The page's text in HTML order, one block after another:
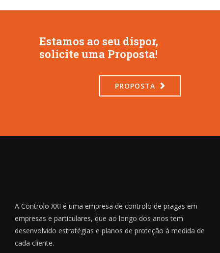
Estamos ao seu dispor,
solicite uma Proposta!
PROPOSTA
A Controlo XXI é uma empresa de controlo de pragas em
empresas e particulares, que ao longo dos anos tem
desenvolvido estratégias e planos de proteção à medida de
cada cliente.